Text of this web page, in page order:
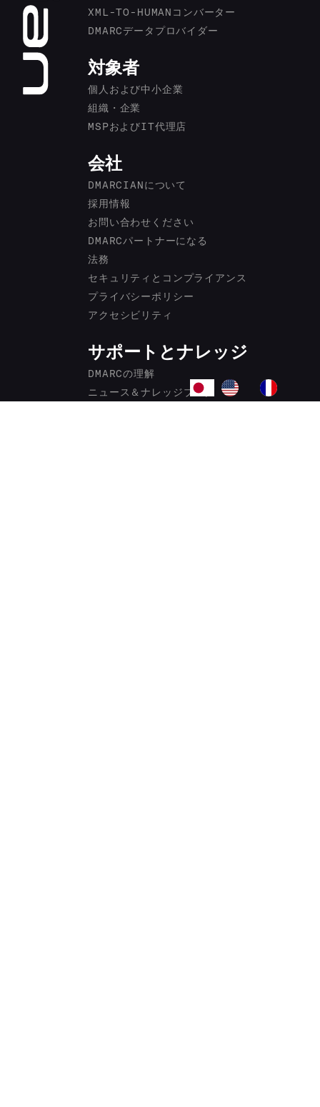
XML-TO-HUMANコンバーター
DMARCデータプロバイダー
対象者
個人および中小企業
組織・企業
MSPおよびIT代理店
会社
DMARCIANについて
採用情報
お問い合わせください
DMARCパートナーになる
法務
セキュリティとコンプライアンス
プライバシーポリシー
アクセシビリティ
サポートとナレッジ
DMARCの理解
ニュース＆ナレッジブログ